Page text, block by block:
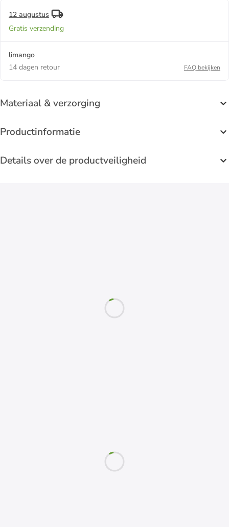
12 augustus
Gratis verzending
limango
14 dagen retour
FAQ bekijken
Materiaal & verzorging
Productinformatie
Details over de productveiligheid